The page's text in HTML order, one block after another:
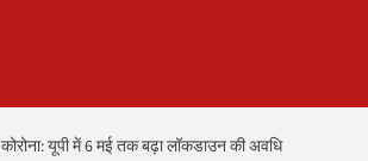
कोरोना: यूपी में 6 मई तक बढ़ा लॉकडाउन की अवधि